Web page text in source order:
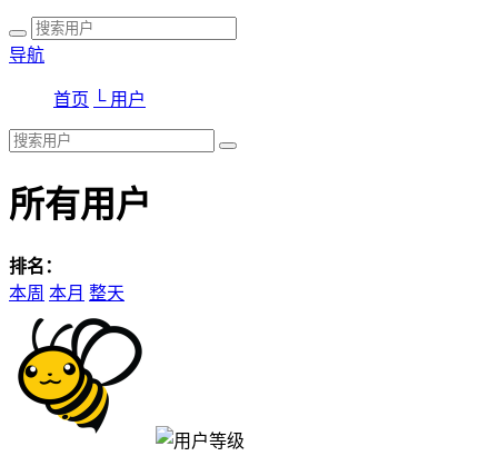
导航
首页 └ 用户
所有用户
排名：
本周 本月 整天